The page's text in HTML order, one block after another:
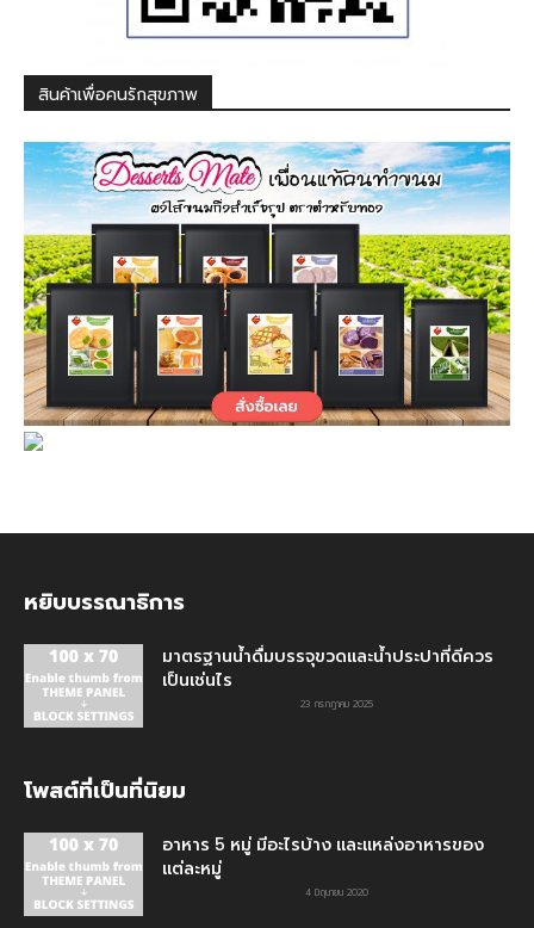
สินค้าเพื่อคนรักสุขภาพ
หยิบบรรณาธิการ
มาตรฐานน้ำดื่มบรรจุขวดและน้ำประปาที่ดีควร
เป็นเช่นไร
23 กรกฎาคม 2025
โพสต์ที่เป็นที่นิยม
อาหาร 5 หมู่ มีอะไรบ้าง และแหล่งอาหารของ
แต่ละหมู่
4 มิถุนายน 2020